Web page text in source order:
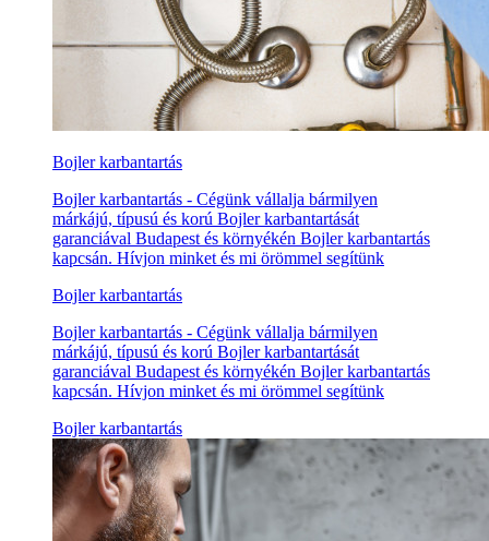
Bojler karbantartás
Bojler karbantartás - Cégünk vállalja bármilyen
márkájú, típusú és korú Bojler karbantartását
garanciával Budapest és környékén Bojler karbantartás
kapcsán. Hívjon minket és mi örömmel segítünk
Bojler karbantartás
Bojler karbantartás - Cégünk vállalja bármilyen
márkájú, típusú és korú Bojler karbantartását
garanciával Budapest és környékén Bojler karbantartás
kapcsán. Hívjon minket és mi örömmel segítünk
Bojler karbantartás